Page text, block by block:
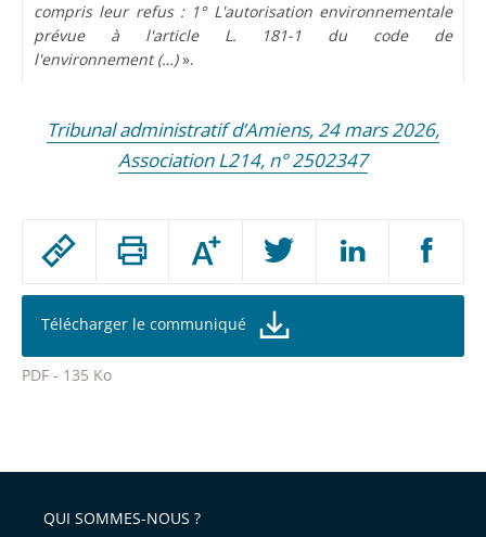
Passer
partage
de
l'article
pour
Augmenter
ou
la
de
police
Télécharger le communiqué
PDF - 135 Ko
l'article
compris leur refus : 1° L'autorisation environnementale
prévue à l'article L. 181-1 du code de
l'environnement (…)».
Tribunal administratif d’Amiens, 24 mars 2026,
Association L214, n° 2502347
QUI SOMMES-NOUS ?